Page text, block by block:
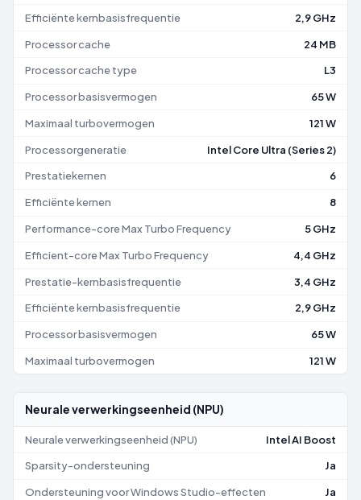
Efficiënte kernbasisfrequentie 2,9 GHz
Processor cache 24 MB
Processor cache type L3
Processor basisvermogen 65 W
Maximaal turbovermogen 121 W
Processorgeneratie Intel Core Ultra (Series 2)
Prestatiekernen 6
Efficiënte kernen 8
Performance-core Max Turbo Frequency 5 GHz
Efficient-core Max Turbo Frequency 4,4 GHz
Prestatie-kernbasisfrequentie 3,4 GHz
Efficiënte kernbasisfrequentie 2,9 GHz
Processor basisvermogen 65 W
Maximaal turbovermogen 121 W
Neurale verwerkingseenheid (NPU)
Neurale verwerkingseenheid (NPU) Intel AI Boost
Sparsity-ondersteuning Ja
Ondersteuning voor Windows Studio-effecten Ja